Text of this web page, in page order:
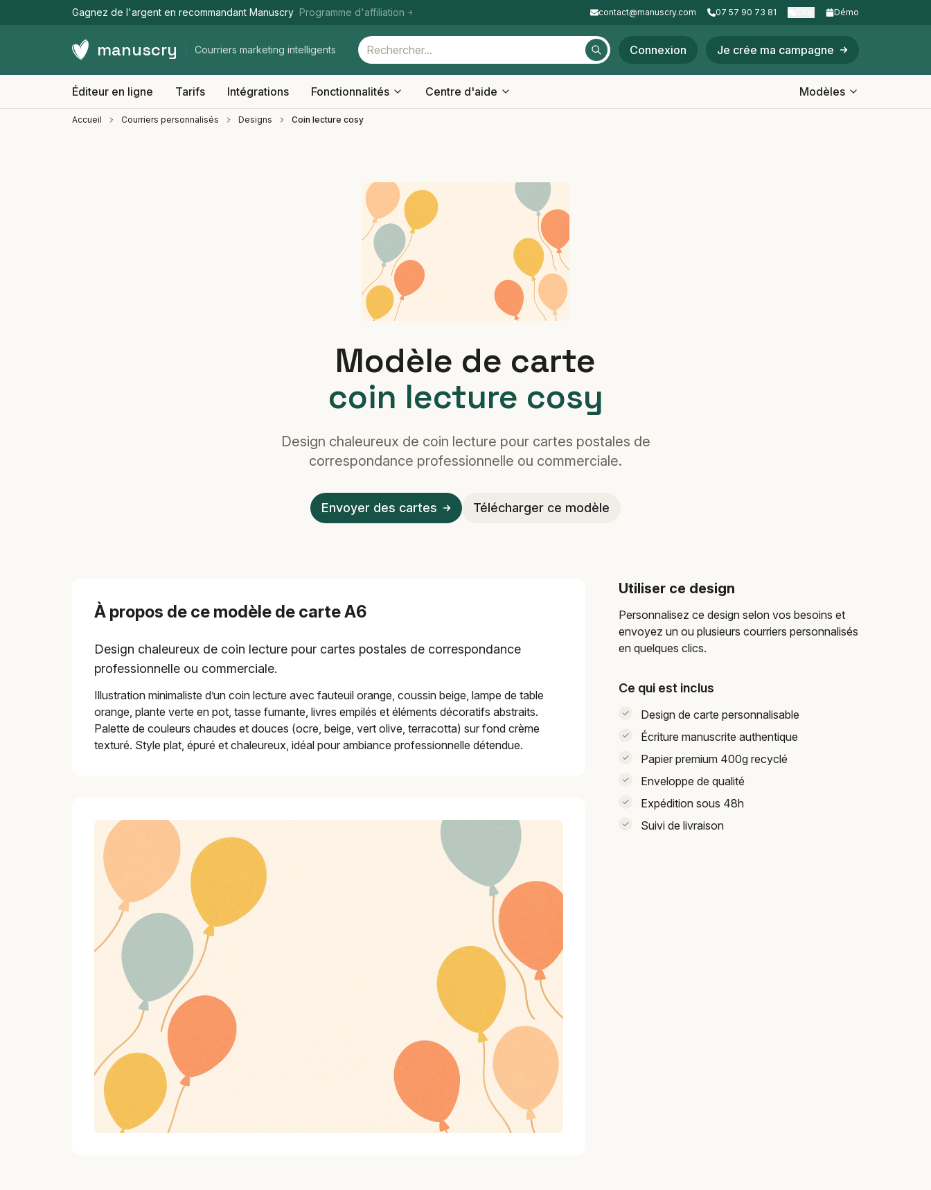
Gagnez de l'argent en recommandant Manuscry Programme d'affiliation contact@manuscry.com 07 57 90 73 81 Démo
manuscry Courriers marketing intelligents Connexion Je crée ma campagne
Éditeur en ligne Tarifs Intégrations Fonctionnalités Centre d'aide Modèles
Accueil Courriers personnalisés Designs Coin lecture cosy
Modèle de carte
coin lecture cosy
Design chaleureux de coin lecture pour cartes postales de
correspondance professionnelle ou commerciale.
Envoyer des cartes Télécharger ce modèle
À propos de ce modèle de carte A6
Design chaleureux de coin lecture pour cartes postales de correspondance
professionnelle ou commerciale.
Illustration minimaliste d’un coin lecture avec fauteuil orange, coussin beige, lampe de table
orange, plante verte en pot, tasse fumante, livres empilés et éléments décoratifs abstraits.
Palette de couleurs chaudes et douces (ocre, beige, vert olive, terracotta) sur fond crème
texturé. Style plat, épuré et chaleureux, idéal pour ambiance professionnelle détendue.
Utiliser ce design
Personnalisez ce design selon vos besoins et
envoyez un ou plusieurs courriers personnalisés
en quelques clics.
Ce qui est inclus
Design de carte personnalisable
Écriture manuscrite authentique
Papier premium 400g recyclé
Enveloppe de qualité
Expédition sous 48h
Suivi de livraison